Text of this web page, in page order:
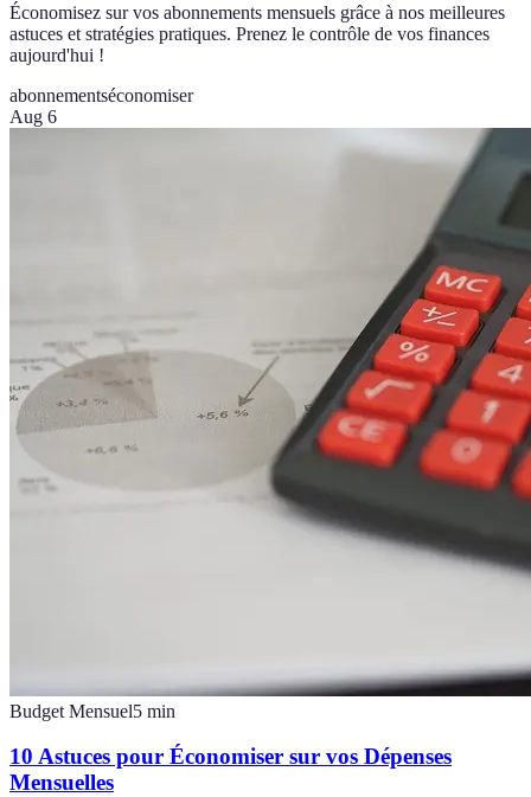
Économisez sur vos abonnements mensuels grâce à nos meilleures
astuces et stratégies pratiques. Prenez le contrôle de vos finances
aujourd'hui !
abonnementséconomiser
Aug 6
Budget Mensuel5 min
10 Astuces pour Économiser sur vos Dépenses
Mensuelles